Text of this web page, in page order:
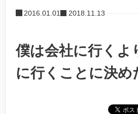
2016.01.01 2018.11.13
僕は会社に行くよ
に行くことに決め